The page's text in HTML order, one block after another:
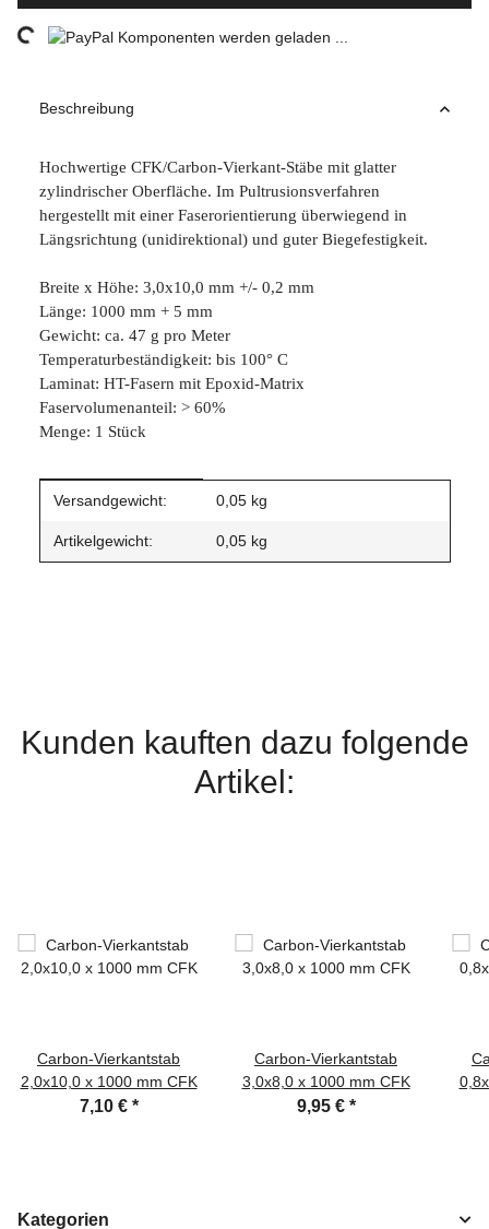
Komponenten werden geladen ...
Beschreibung
Hochwertige CFK/Carbon-Vierkant-Stäbe mit glatter
zylindrischer Oberfläche. Im Pultrusionsverfahren
hergestellt mit einer Faserorientierung überwiegend in
Längsrichtung (unidirektional) und guter Biegefestigkeit.
Breite x Höhe: 3,0x10,0 mm +/- 0,2 mm
Länge: 1000 mm + 5 mm
Gewicht: ca. 47 g pro Meter
Temperaturbeständigkeit: bis 100° C
Laminat: HT-Fasern mit Epoxid-Matrix
Faservolumenanteil: > 60%
Menge: 1 Stück
Produkteigenschaft
Wert
Versandgewicht: 0,05 kg
Artikelgewicht: 0,05 kg
Kunden kauften dazu folgende
Artikel:
Carbon-Vierkantstab
2,0x10,0 x 1000 mm CFK
7,10 € *
Carbon-Vierkantstab
3,0x8,0 x 1000 mm CFK
9,95 € *
Kategorien